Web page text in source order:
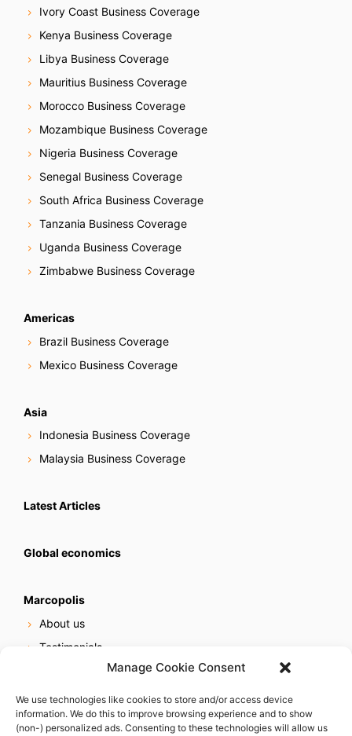
Manage Cookie Consent
We use technologies like cookies to store and/or access device
information. We do this to improve browsing experience and to show
(non-) personalized ads. Consenting to these technologies will allow us
Ivory Coast Business Coverage
Kenya Business Coverage
Libya Business Coverage
Mauritius Business Coverage
Morocco Business Coverage
Mozambique Business Coverage
Nigeria Business Coverage
Senegal Business Coverage
South Africa Business Coverage
Tanzania Business Coverage
Uganda Business Coverage
Zimbabwe Business Coverage
Americas
Brazil Business Coverage
Mexico Business Coverage
Asia
Indonesia Business Coverage
Malaysia Business Coverage
Latest Articles
Global economics
Marcopolis
About us
Testimonials
Online reputation service
Careers